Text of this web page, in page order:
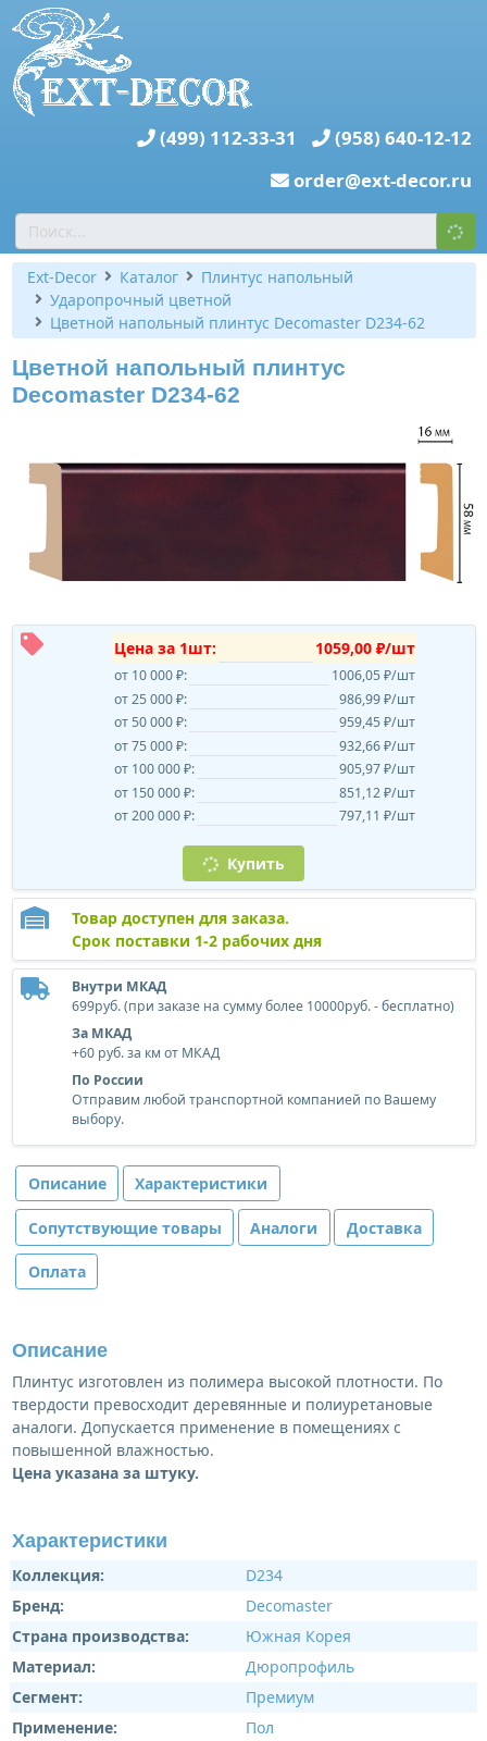
(499) 112-33-31
(958) 640-12-12
order@ext-decor.ru
Ext-Decor Каталог
Плинтус напольный
Ударопрочный цветной
Цветной напольный плинтус Decomaster D234-62
Цветной напольный плинтус
Decomaster D234-62
Цена за 1шт: 1059,00 ₽/шт
от 10 000 ₽:
1006,05 ₽/шт
от 25 000 ₽:
986,99 ₽/шт
от 50 000 ₽:
959,45 ₽/шт
от 75 000 ₽:
932,66 ₽/шт
от 100 000 ₽:
905,97 ₽/шт
от 150 000 ₽:
851,12 ₽/шт
от 200 000 ₽:
797,11 ₽/шт
Купить
Товар доступен для заказа.
Срок поставки 1-2 рабочих дня
Внутри МКАД
699руб. (при заказе на сумму более 10000руб. - бесплатно)
За МКАД
+60 руб. за км от МКАД
По России
Отправим любой транспортной компанией по Вашему
выбору.
Описание Характеристики
Сопутствующие товары Аналоги Доставка
Оплата
Описание
Плинтус изготовлен из полимера высокой плотности. По
твердости превосходит деревянные и полиуретановые
аналоги. Допускается применение в помещениях с
повышенной влажностью.
Цена указана за штуку.
Характеристики
Коллекция:
D234
Бренд:
Decomaster
Страна производства:
Южная Корея
Материал:
Дюропрофиль
Сегмент:
Премиум
Применение:
Пол